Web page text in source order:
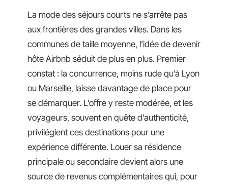
La mode des séjours courts ne s’arrête pas
aux frontières des grandes villes. Dans les
communes de taille moyenne, l’idée de devenir
hôte Airbnb séduit de plus en plus. Premier
constat : la concurrence, moins rude qu’à Lyon
ou Marseille, laisse davantage de place pour
se démarquer. L’offre y reste modérée, et les
voyageurs, souvent en quête d’authenticité,
privilégient ces destinations pour une
expérience différente. Louer sa résidence
principale ou secondaire devient alors une
source de revenus complémentaires qui, pour